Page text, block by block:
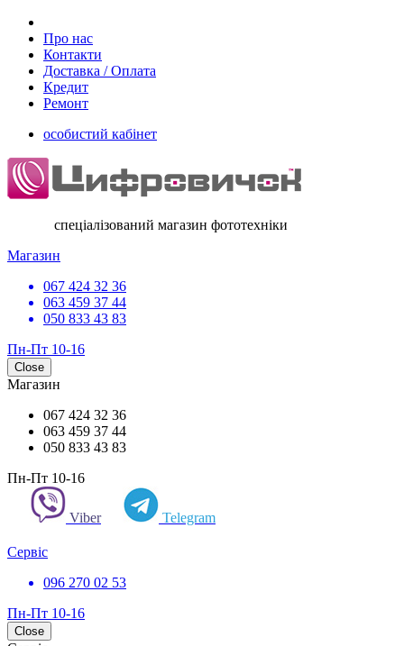
Про нас
Контакти
Доставка / Оплата
Кредит
Ремонт
особистий кабінет
спеціалізований магазин фототехніки
Магазин
067 424 32 36
063 459 37 44
050 833 43 83
Пн-Пт 10-16
Close
Магазин
067 424 32 36
063 459 37 44
050 833 43 83
Пн-Пт 10-16
Viber Telegram
Сервіс
096 270 02 53
Пн-Пт 10-16
Close